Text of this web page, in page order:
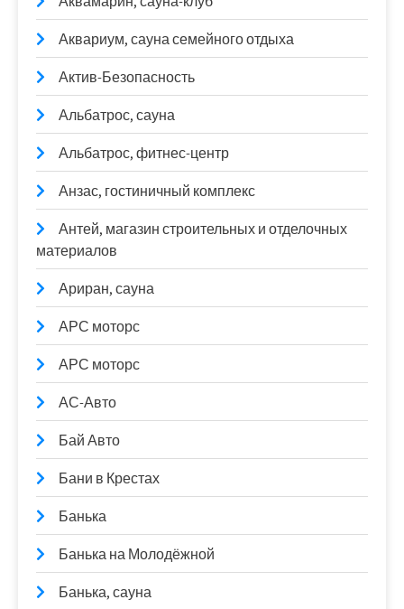
Аквариум, сауна семейного отдыха
Актив-Безопасность
Альбатрос, сауна
Альбатрос, фитнес-центр
Анзас, гостиничный комплекс
Антей, магазин строительных и отделочных
материалов
Ариран, сауна
АРС моторс
АРС моторс
АС-Авто
Бай Авто
Бани в Крестах
Банька
Банька на Молодёжной
Банька, сауна